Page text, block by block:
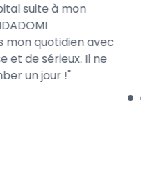
suite à mon
mon quotidien avec
et de sérieux. Il ne
un jour !